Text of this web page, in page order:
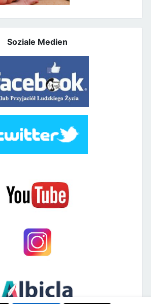
Soziale Medien